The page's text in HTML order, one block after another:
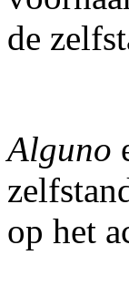
de
Alguno
op het